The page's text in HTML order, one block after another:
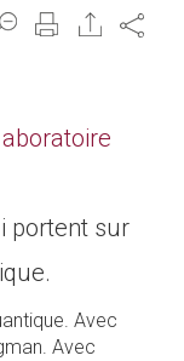
Share
portent sur
Avec
Avec